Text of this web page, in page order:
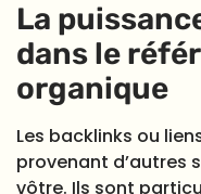
La
dans le
organique
Les backlinks ou
provenant d’autres
vôtre. Ils sont